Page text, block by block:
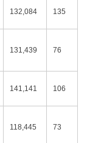
132,084 135
131,439 76
141,141 106
118,445 73